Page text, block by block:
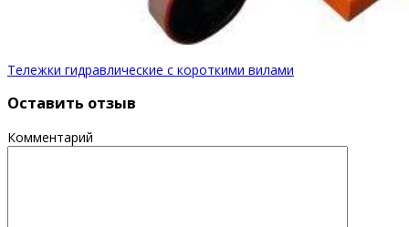
Тележки гидравлические с короткими вилами
Оставить отзыв
Комментарий